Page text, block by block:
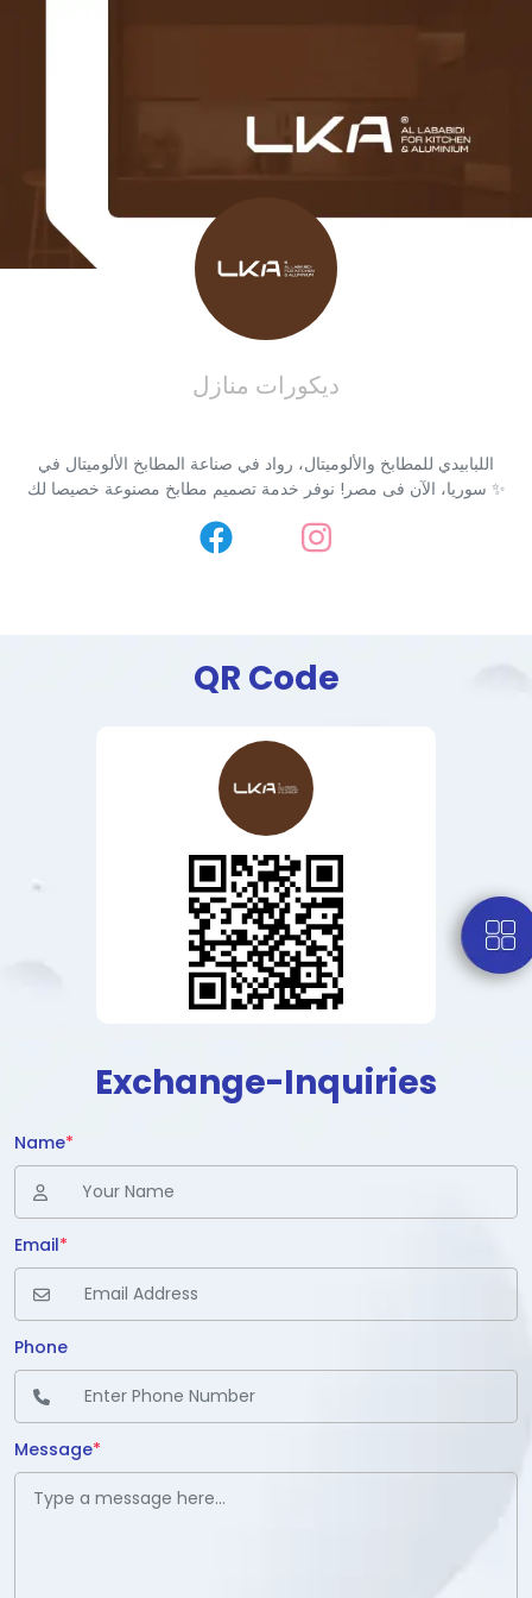
ديكورات منازل
اللبابيدي للمطابخ والألوميتال، رواد في صناعة المطابخ الألوميتال في
سوريا، الآن فى مصر! نوفر خدمة تصميم مطابخ مصنوعة خصيصا لك ✨
QR Code
Exchange-Inquiries
Name*
Email*
Phone
Message*